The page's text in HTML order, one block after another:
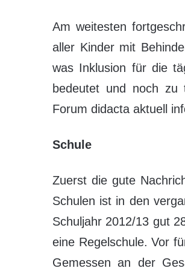
Am weitesten
aller Kinder mit
was Inklusion für die
bedeutet und noch
Forum didacta aktuell
Schule
Zuerst die gute
Schulen ist in den
Schuljahr 2012/13 gut
eine Regelschule. Vor
Gemessen an der